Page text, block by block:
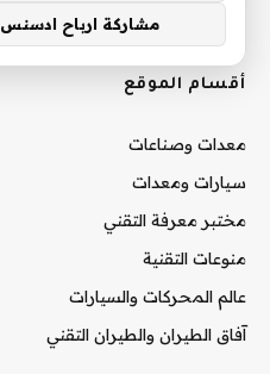
أقسام الموقع
معدات وصناعات
سيارات ومعدات
مختبر معرفة التقني
منوعات التقنية
عالم المحركات والسيارات
آفاق الطيران والطيران التقني
مشاركة ارباح ادسنس